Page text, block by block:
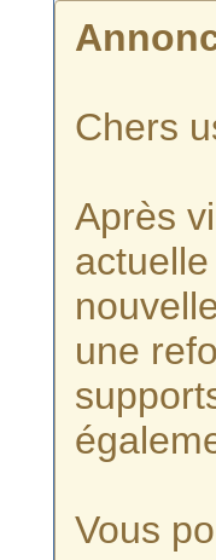
Chers
Après
une
Vous